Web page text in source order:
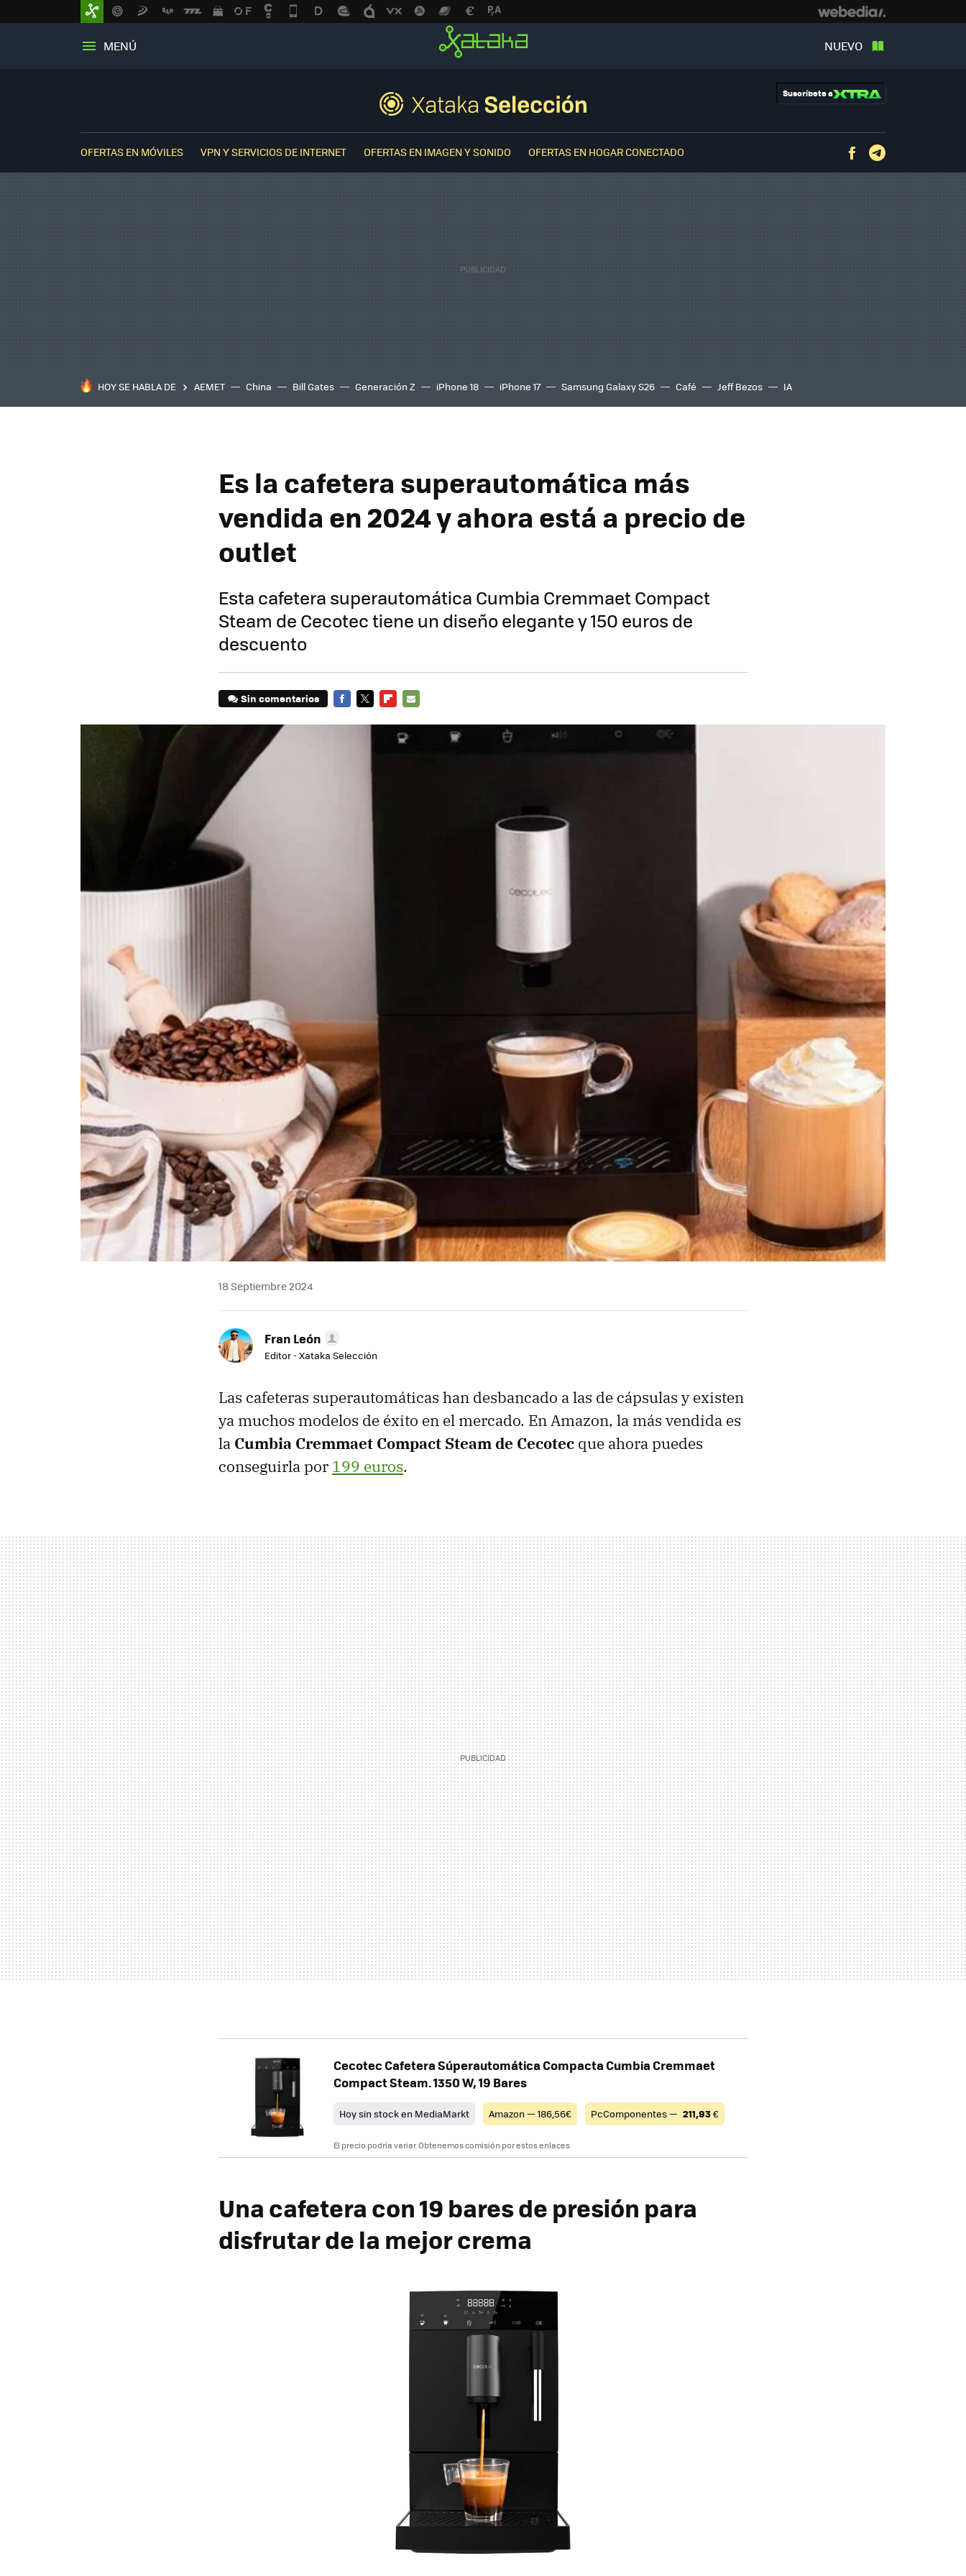
MENÚ NUEVO
Suscríbete a
OFERTAS EN MÓVILES VPN Y SERVICIOS DE INTERNET OFERTAS EN IMAGEN Y SONIDO OFERTAS EN HOGAR CONECTADO Facebook
HOY SE HABLA DE AEMET China Bill Gates Generación Z iPhone 18 iPhone 17 Samsung Galaxy S26 Café Jeff Bezos IA
Es la cafetera superautomática más
vendida en 2024 y ahora está a precio de
outlet
Esta cafetera superautomática Cumbia Cremmaet Compact
Steam de Cecotec tiene un diseño elegante y 150 euros de
descuento
Sin comentarios
MAIL
18 Septiembre 2024
Fran León
Editor - Xataka Selección
Las cafeteras superautomáticas han desbancado a las de cápsulas y existen
ya muchos modelos de éxito en el mercado. En Amazon, la más vendida es
la Cumbia Cremmaet Compact Steam de Cecotec que ahora puedes
conseguirla por 199 euros.
Cecotec Cafetera Súperautomática Compacta Cumbia Cremmaet
Compact Steam. 1350 W, 19 Bares
Hoy sin stock en MediaMarkt Amazon — 186,56€ PcComponentes — 211,93€
El precio podría variar. Obtenemos comisión por estos enlaces
Una cafetera con 19 bares de presión para
disfrutar de la mejor crema